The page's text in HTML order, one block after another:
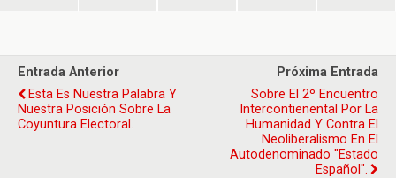
Entrada Anterior
Esta Es Nuestra Palabra Y
Nuestra Posición Sobre La
Coyuntura Electoral.
Próxima Entrada
Sobre El 2º Encuentro
Intercontienental Por La
Humanidad Y Contra El
Neoliberalismo En El
Autodenominado "Estado
Español".